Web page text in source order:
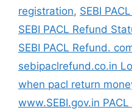
registration, SEBI
SEBI PACL Refund
SEBI PACL Refund.
sebipaclrefund.co.in
when pacl return
www.SEBI.gov.in